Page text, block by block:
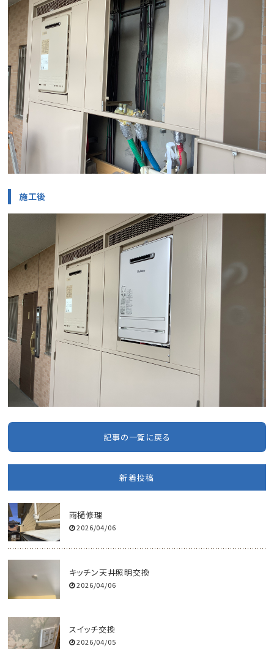
施工後
記事の一覧に戻る
新着投稿
雨樋修理
2026/04/06
キッチン天井照明交換
2026/04/06
スイッチ交換
2026/04/05